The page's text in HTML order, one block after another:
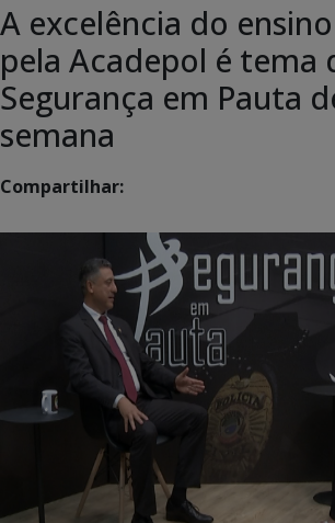
A excelência do
pela Acadepol é tema
Segurança em Pauta
semana
Compartilhar: